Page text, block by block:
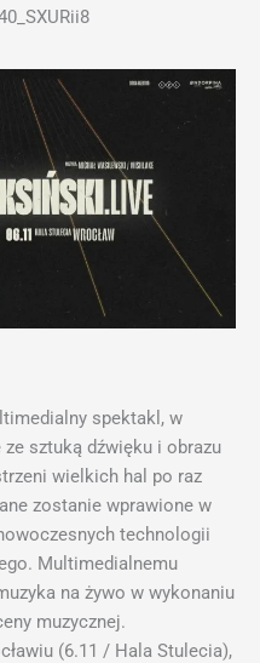
spektakl, w
sztuką dźwięku i obrazu
wielkich hal po raz
zostanie wprawione w
technologii
Multimedialnemu
na żywo w wykonaniu
muzycznej.
(6.11 / Hala Stulecia),